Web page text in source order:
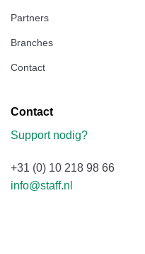
Partners
Branches
Contact
Contact
Support nodig?
+31 (0) 10 218 98 66
info@staff.nl